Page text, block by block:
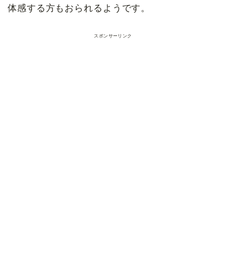
体感する方もおられるようです。
スポンサーリンク